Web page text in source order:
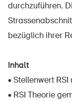
durchzuführen.
bezüglich ihrer
Inhalt
• Stellenwert RSI
• RSI Theorie